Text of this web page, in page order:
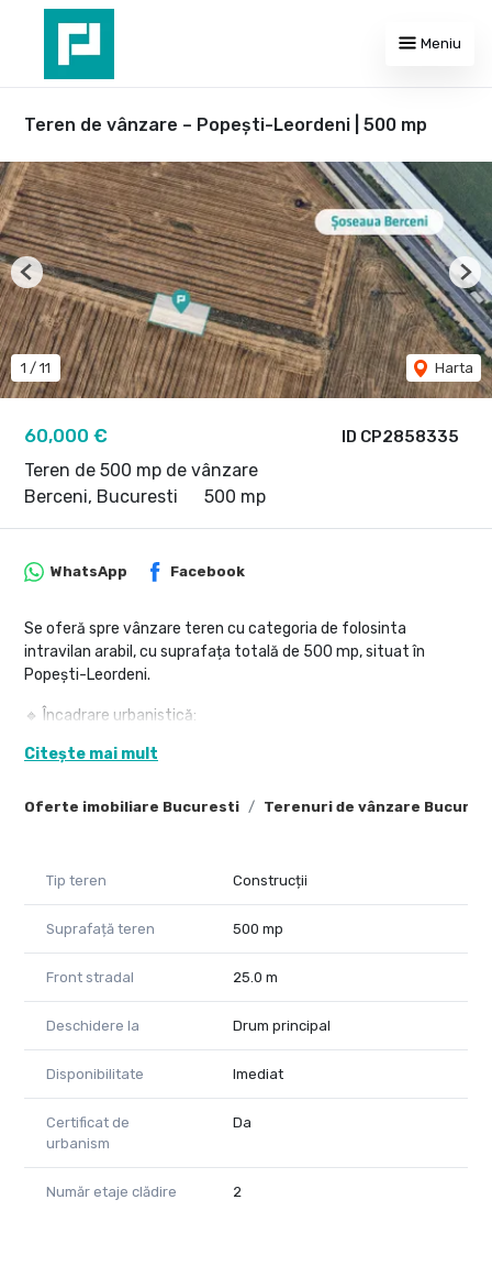
Meniu
Teren de vânzare – Popești-Leordeni | 500 mp
ID CP2858335
60,000 €
Teren de 500 mp de vânzare
Berceni, Bucuresti
500 mp
1 / 11 Harta
Previous
Oferte imobiliare Bucuresti Terenuri de vânzare
WhatsApp Facebook
Se oferă spre vânzare teren cu categoria de folosinta
intravilan arabil, cu suprafața totală de 500 mp, situat în
Popești-Leordeni.
🔹 Încadrare urbanistică:
• Destinație: locuințe unifamiliale, în clădiri individuale P+2
🔹 Utilizări admise:
• Hală de dimensiuni reduse
🔹 Acces:
• Terenul beneficiază de acces la drum, conform planului
• Front stradal asigurat, evidențiat în documentația anexată
🔹 Utilități:
Având în vedere dezvoltarea rapidă a zonei, terenul va dispune
de toate utilitățile în proximitate (energie electrică, apă,
canalizare, gaze), conform infrastructurii existente și
planificate în zonă.
Proprietatea este potrivită atât pentru construcție
rezidențială, cât și pentru activități economice cu impact
Citește mai mult
Tip teren Construcții
Suprafață teren 500 mp
Front stradal 25.0 m
Deschidere la Drum principal
Disponibilitate Imediat
Certificat de
urbanism
Da
Număr etaje clădire 2